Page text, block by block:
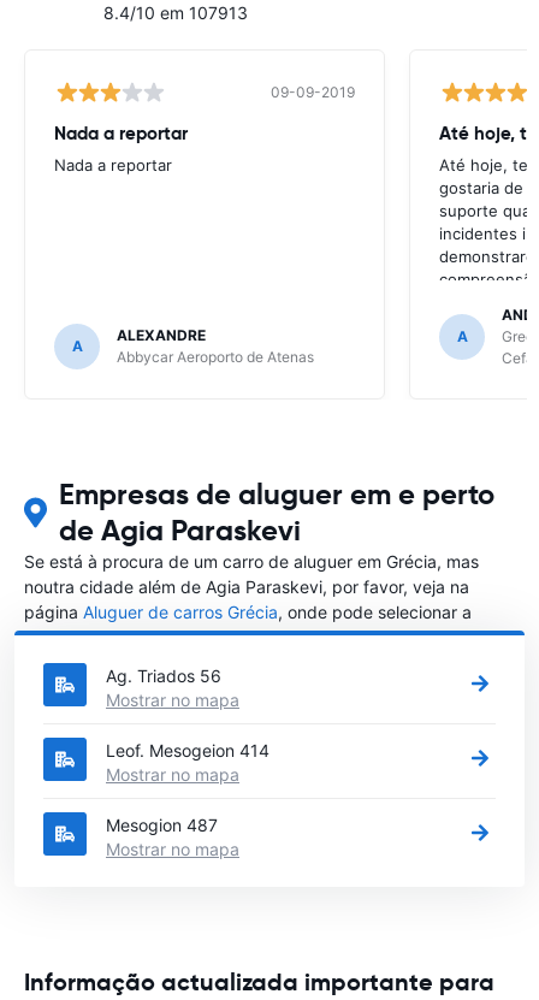
8.4/10 em 107913
09-09-2019
Nada a reportar
Nada a reportar
A
ALEXANDRE
Abbycar Aeroporto de Atenas
Até hoje,
Até hoje,
gostaria de
suporte
incidentes
continua a
de site para
A
Empresas de aluguer em e perto
de Agia Paraskevi
Se está à procura de um carro de aluguer em Grécia, mas
noutra cidade além de Agia Paraskevi, por favor, veja na
página Aluguer de carros Grécia, onde pode selecionar a
outra cidade em Grécia que gostaria de alugar um carro
Ag. Triados 56
Mostrar no mapa
Leof. Mesogeion 414
Mostrar no mapa
Mesogion 487
Mostrar no mapa
Informação actualizada importante para